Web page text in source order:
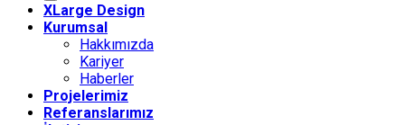
XLarge Design
Kurumsal
Hakkımızda
Kariyer
Haberler
Projelerimiz
Referanslarımız